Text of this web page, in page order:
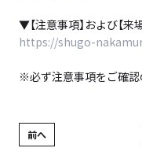
▼【注意事項】および【来
https://shugo-
※必ず注意事項をご確認
前へ